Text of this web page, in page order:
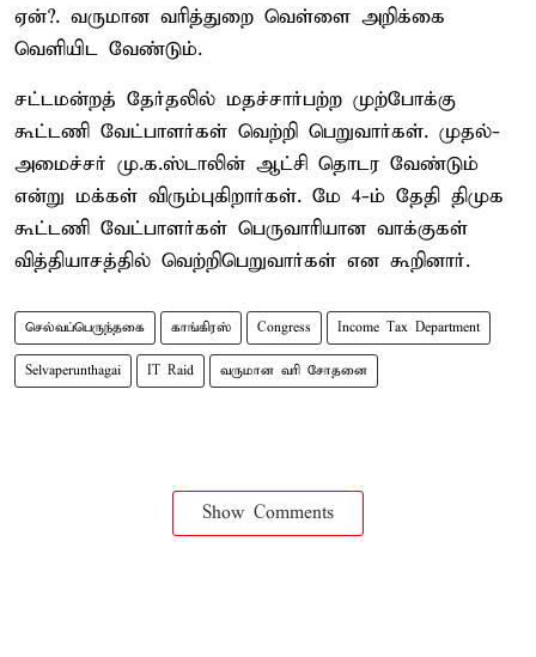
ஏன்?. வருமான வரித்துறை வெள்ளை அறிக்கை
வெளியிட வேண்டும்.
சட்டமன்றத் தேர்தலில் மதச்சார்பற்ற முற்போக்கு
கூட்டணி வேட்பாளர்கள் வெற்றி பெறுவார்கள். முதல்-
அமைச்சர் மு.க.ஸ்டாலின் ஆட்சி தொடர வேண்டும்
என்று மக்கள் விரும்புகிறார்கள். மே 4-ம் தேதி திமுக
கூட்டணி வேட்பாளர்கள் பெருவாரியான வாக்குகள்
வித்தியாசத்தில் வெற்றிபெறுவார்கள் என கூறினார்.
செல்வப்பெருந்தகை காங்கிரஸ் Congress Income Tax Department
Selvaperunthagai IT Raid வருமான வரி சோதனை
Show Comments